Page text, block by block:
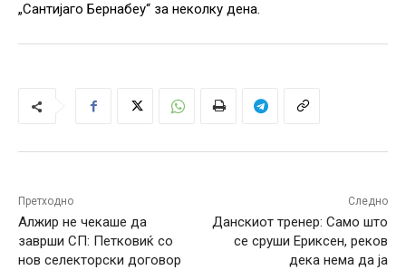
„Сантијаго Бернабеу“ за неколку дена.
Претходно
Алжир не чекаше да
заврши СП: Петковиќ со
нов селекторски договор
Следно
Данскиот тренер: Само што
се сруши Ериксен, реков
дека нема да ја